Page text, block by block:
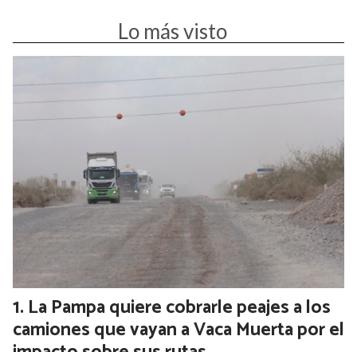
Milei rechazó que EEUU haya “salvado” a
Argentina con el desembolso de
dólares: “Su aporte fue de menos del
El jefe de Estado sostuvo que el programa económico
resistió un “ataque especulativo” equivalente a USD 70.000
millones. Habló de la situación de Manuel Adorni y reiteró
que es “inocente”
Lo más visto